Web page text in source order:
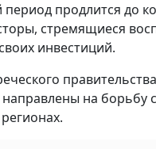
продлится до
стремящиеся
инвестиций.
на